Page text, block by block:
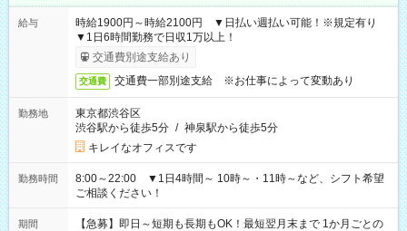
給与
時給1900円～時給2100円 ▼日払い週払い可能！※規定有り
▼1日6時間勤務で日収1万以上！
交通費別途支給あり
交通費 交通費一部別途支給 ※お仕事によって変動あり
勤務地
東京都渋谷区
渋谷駅から徒歩5分 / 神泉駅から徒歩5分
キレイなオフィスです
勤務時間
8:00～22:00 ▼1日4時間～ 10時～・11時～など、シフト希望
ご相談ください！
期間
【急募】即日～短期も長期もOK！最短翌月末まで 1か月ごとの